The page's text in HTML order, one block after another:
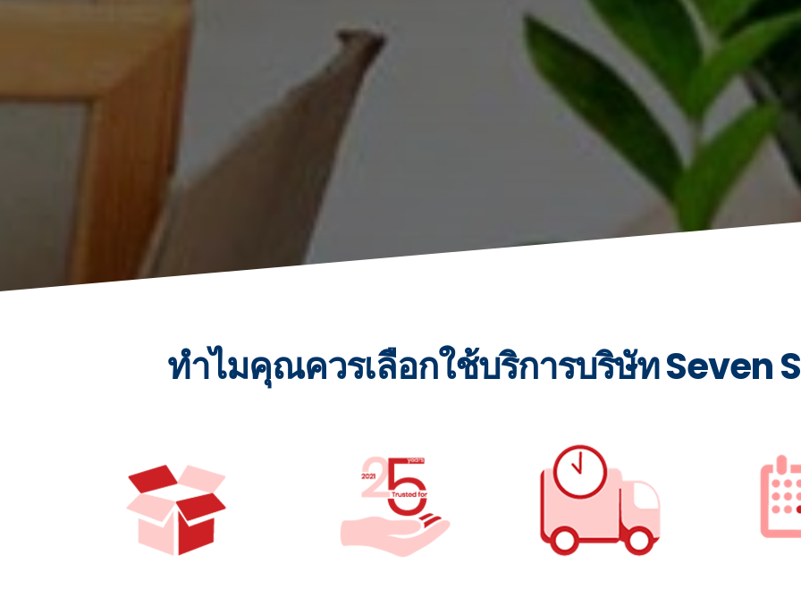
ทำไมคุณควรเลือกใช้บริการบริษัท Seven